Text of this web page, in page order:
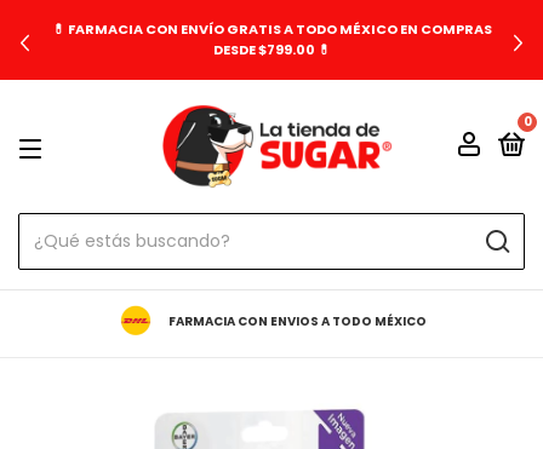
💊 FARMACIA CON ENVÍO GRATIS A TODO MÉXICO EN COMPRAS
DESDE $799.00 💊
0
FARMACIA CON ENVIOS A TODO MÉXICO